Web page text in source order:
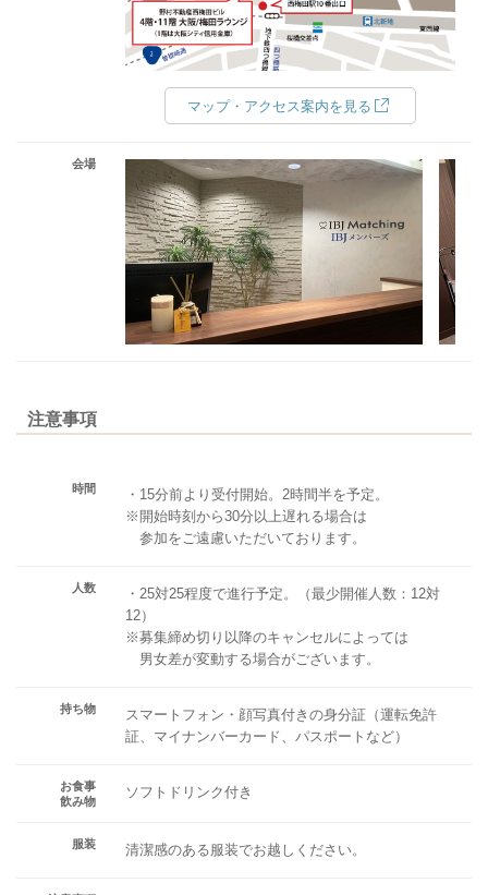
マップ・アクセス案内を見る
会場
注意事項
時間
・15分前より受付開始。2時間半を予定。
※開始時刻から30分以上遅れる場合は
参加をご遠慮いただいております。
人数
・25対25程度で進行予定。（最少開催人数：12対
12）
※募集締め切り以降のキャンセルによっては
男女差が変動する場合がございます。
持ち物
スマートフォン・顔写真付きの身分証（運転免許
証、マイナンバーカード、パスポートなど）
お食事
飲み物
ソフトドリンク付き
服装 清潔感のある服装でお越しください。